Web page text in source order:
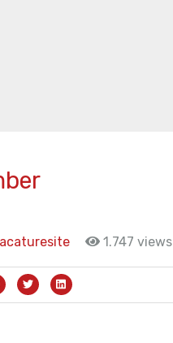
1.747 views